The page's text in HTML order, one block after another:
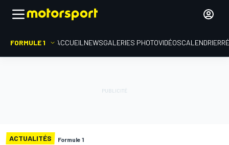
FORMULE 1 ACCUEIL NEWSGALERIES PHOTOVIDÉOSCALENDRIER
ACTUALITÉS Formule 1